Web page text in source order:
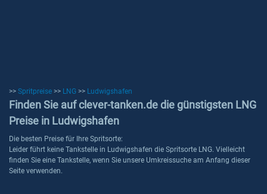
>> Spritpreise >> LNG >> Ludwigshafen
Finden Sie auf clever-tanken.de die günstigsten LNG
Preise in Ludwigshafen
Die besten Preise für Ihre Spritsorte:
Leider führt keine Tankstelle in Ludwigshafen die Spritsorte LNG. Vielleicht
finden Sie eine Tankstelle, wenn Sie unsere Umkreissuche am Anfang dieser
Seite verwenden.